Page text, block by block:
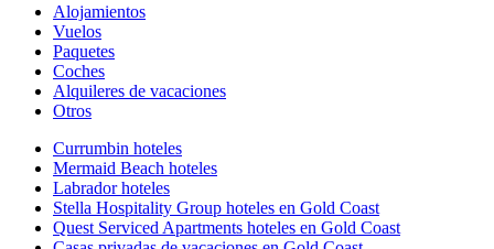
Alojamientos
Vuelos
Paquetes
Coches
Alquileres de vacaciones
Otros
Currumbin hoteles
Mermaid Beach hoteles
Labrador hoteles
Stella Hospitality Group hoteles en Gold Coast
Quest Serviced Apartments hoteles en Gold Coast